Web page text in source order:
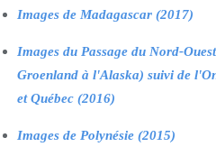
Images de Madagascar (2017)
Images du Passage du Nord-
Groenland à l'Alaska) suivi de
et Québec (2016)
Images de Polynésie (2015)